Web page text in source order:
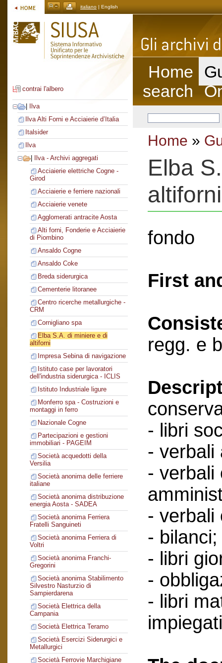
italiano | English
contrai l'albero
Ilva
Ilva Alti Forni e Acciaierie d’Italia
Italsider
Ilva
Ilva - Archivi aggregati
Acciaierie elettriche Cogne -
Girod
Acciaierie e ferriere nazionali
Acciaierie venete
Agglomerati antracite Aosta
Alti forni, Fonderie e Acciaierie
di Piombino
Ansaldo Cogne
Ansaldo Coke
Breda siderurgica
Cementerie litoranee
Centro ricerche metallurgiche -
CRM
Cornigliano spa
Elba S.A. di miniere e di
altiforni
Impresa Sebina di navigazione
Istituto case per lavoratori
dell'industria siderurgica - ICLIS
Istituto Industriale ligure
Monferro spa - Costruzioni e
montaggi in ferro
Nazionale Cogne
Partecipazioni e gestioni
immobiliari - PAGEIM
Società acquedotti della
Versilia
Società anonima delle ferriere
italiane
Società anonima distribuzione
energia Aosta - SADEA
Società anonima Ferriera
Fratelli Sanguineti
Società anonima Ferriera di
Voltri
Società anonima Franchi-
Gregorini
Società anonima Stabilimento
Silvestro Nasturzio di
Sampierdarena
Società Elettrica della
Campania
Società Elettrica Teramo
Società Esercizi Siderurgici e
Metallurgici
Società Ferrovie Marchigiane
Home
search
Home »
Elba
altiforni
fondo
First
regg. e
- libri
- verbali
- verbali
- verbali
- bilanci;
- libri
-
- libri